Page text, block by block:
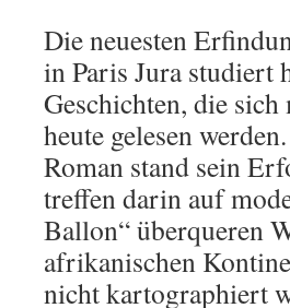
Die neuesten
in Paris Jura studiert
Geschichten, die
heute gelesen
Roman stand sein
treffen darin auf
Ballon“ überqueren
afrikanischen
nicht kartographiert